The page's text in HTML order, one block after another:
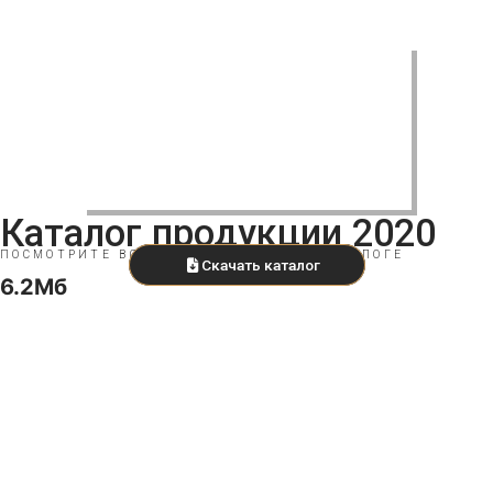
Каталог продукции 2020
ПОСМОТРИТЕ ВСЕ НАШИ ИЗДЕЛИЯ В КАТАЛОГЕ
Скачать каталог
6.2Мб